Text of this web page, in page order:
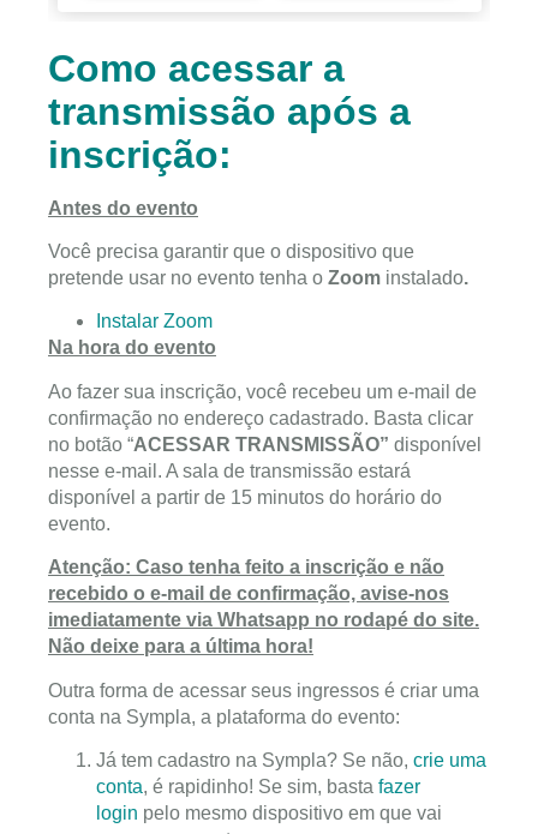
Como acessar a
transmissão após a
inscrição:
Antes do evento
Você precisa garantir que o dispositivo que
pretende usar no evento tenha o Zoom instalado.
Instalar Zoom
Na hora do evento
Ao fazer sua inscrição, você recebeu um e-mail de
confirmação no endereço cadastrado. Basta clicar
no botão “ACESSAR TRANSMISSÃO” disponível
nesse e-mail. A sala de transmissão estará
disponível a partir de 15 minutos do horário do
evento.
Atenção: Caso tenha feito a inscrição e não
recebido o e-mail de confirmação, avise-nos
imediatamente via Whatsapp no rodapé do site.
Não deixe para a última hora!
Outra forma de acessar seus ingressos é criar uma
conta na Sympla, a plataforma do evento:
Já tem cadastro na Sympla? Se não, crie uma
conta, é rapidinho! Se sim, basta fazer
login pelo mesmo dispositivo em que vai